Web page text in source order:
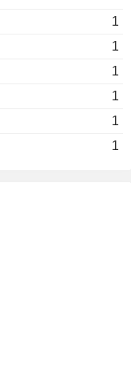
1
1
1
1
1
1